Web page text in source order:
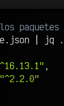
los
,
"^2.2.0"